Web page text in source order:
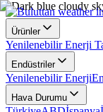
Ürünler
Yenilenebilir Enerji
Endüstriler
Yenilenebilir Enerji
Hava Durumu